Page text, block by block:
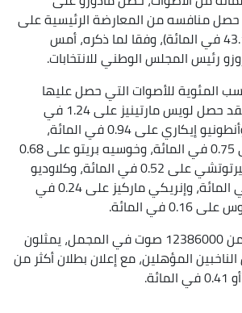
حصل منافسه من المعارضة الرئيسية على
5326104 أصوات (43.18 في المائة)، وفقا لما ذكره، أمس
رئيس المجلس الوطني للانتخابات.
المئوية للأصوات التي حصل عليها
المرشحون الآخرون: فقد حصل لويس مارتينيز على 1.24 في
المائة من الأصوات، وأنطونيو إيكاري على 0.94 في المائة،
وبنجامين روسيو على 0.75 في المائة، وخوسيه بريتو على 0.68
في المائة، وخافيير بيرتوتشي على 0.52 في المائة، وكلاوديو
فيرمين على 0.33 في المائة، وإنريكي ماركيز على 0.24 في
المائة.
وذكر أنه تم فرز أكثر من 12386000 صوت في المجمل، يمثلون
المؤهلين، مع إعلان بطلان أكثر من